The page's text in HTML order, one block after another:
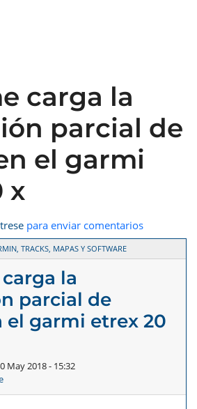
carga la
parcial de
el garmi
x
para enviar comentarios
TRACKS, MAPAS Y SOFTWARE
la
parcial de
el garmi etrex 20
May 2018 - 15:32